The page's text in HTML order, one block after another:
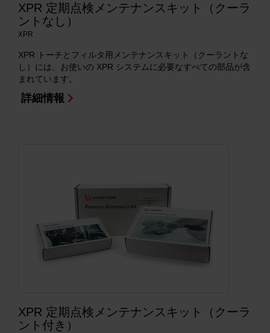
XPR 定期点検メンテナンスキット（クーラ
ントなし）
XPR
XPR トーチとフィルタ用メンテナンスキット（クーラントな
し）には、お使いの XPR システムに必要なすべての部品が含
まれています。
詳細情報
XPR 定期点検メンテナンスキット（クーラ
ント付き）